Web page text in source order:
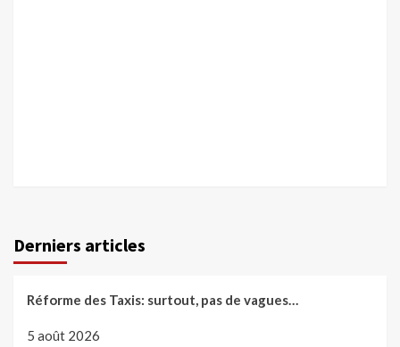
Derniers articles
Réforme des Taxis: surtout, pas de vagues…
5 août 2026